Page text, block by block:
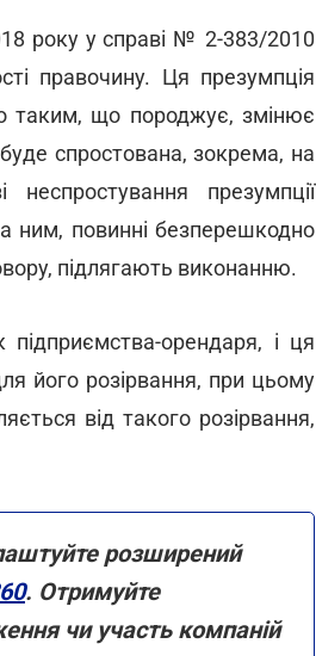
року у справі № 2-383/2010
правочину. Ця презумпція
таким, що породжує, змінює
спростована, зокрема, на
презумпції
ним, повинні безперешкодно
підлягають виконанню.
підприємства-орендаря, і ця
його розірвання, при цьому
від такого розірвання,
розширений
. Отримуйте
чи участь компаній